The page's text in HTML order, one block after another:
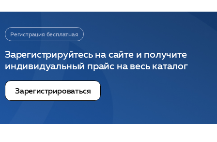
Регистрация бесплатная
Зарегистрируйтесь на сайте и получите
индивидуальный прайс на весь каталог
Зарегистрироваться